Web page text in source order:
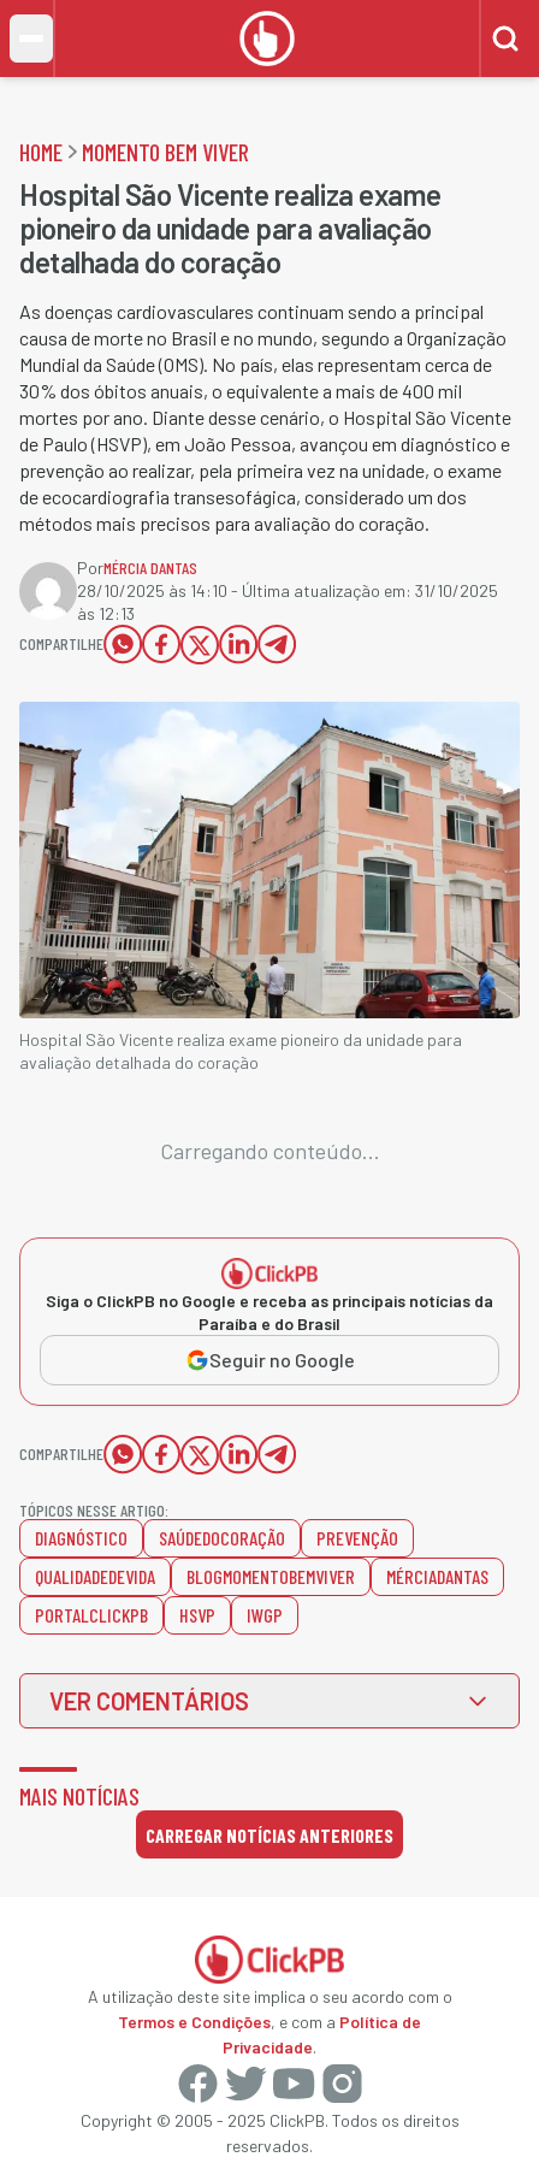
HOME MOMENTO BEM VIVER
Hospital São Vicente realiza exame
pioneiro da unidade para avaliação
detalhada do coração
As doenças cardiovasculares continuam sendo a principal
causa de morte no Brasil e no mundo, segundo a Organização
Mundial da Saúde (OMS). No país, elas representam cerca de
30% dos óbitos anuais, o equivalente a mais de 400 mil
mortes por ano. Diante desse cenário, o Hospital São Vicente
de Paulo (HSVP), em João Pessoa, avançou em diagnóstico e
prevenção ao realizar, pela primeira vez na unidade, o exame
de ecocardiografia transesofágica, considerado um dos
métodos mais precisos para avaliação do coração.
PorMÉRCIA DANTAS
28/10/2025 às 14:10 - Última atualização em: 31/10/2025
às 12:13
COMPARTILHE
Hospital São Vicente realiza exame pioneiro da unidade para
avaliação detalhada do coração
Carregando conteúdo...
Siga o ClickPB no Google e receba as principais notícias da
Paraíba e do Brasil
Seguir no Google
COMPARTILHE
TÓPICOS NESSE ARTIGO:
DIAGNÓSTICO SAÚDEDOCORAÇÃO
PREVENÇÃO
QUALIDADEDEVIDA
BLOGMOMENTOBEMVIVER
MÉRCIADANTAS
PORTALCLICKPB
HSVP IWGP
VER COMENTÁRIOS
MAIS NOTÍCIAS
CARREGAR NOTÍCIAS ANTERIORES
A utilização deste site implica o seu acordo com o
Termos e Condições, e com a Política de
Privacidade.
Copyright © 2005 - 2025 ClickPB. Todos os direitos
reservados.